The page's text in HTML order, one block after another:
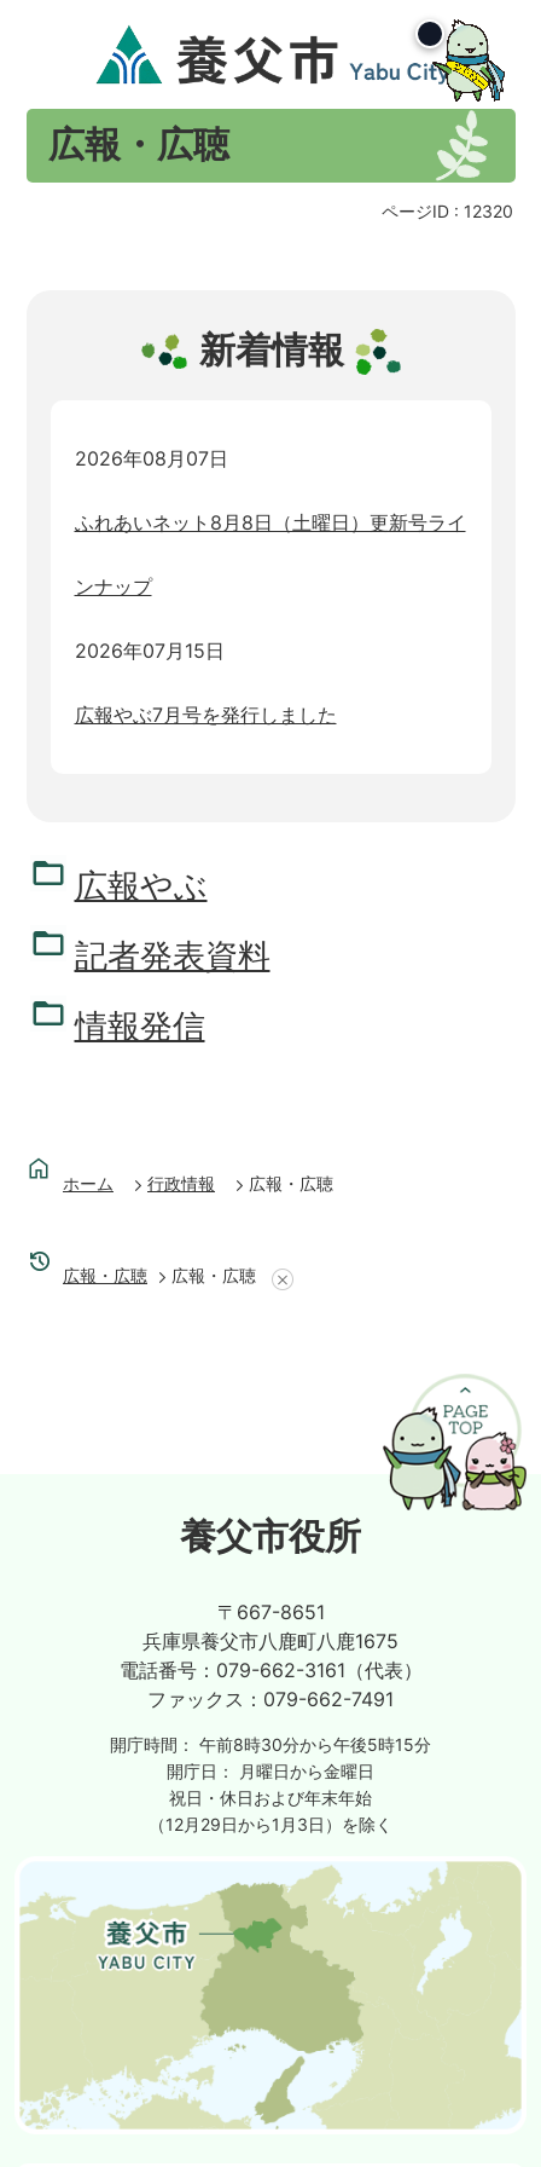
広報・広聴
ページID : 12320
新着情報
2026年08月07日
ふれあいネット8月8日（土曜日）更新号ライ
ンナップ
2026年07月15日
広報やぶ7月号を発行しました
広報やぶ
記者発表資料
情報発信
ホーム 行政情報 広報・広聴
広報・広聴 広報・広聴
養父市役所
〒667-8651
兵庫県養父市八鹿町八鹿1675
電話番号： 079-662-3161（代表）
ファックス： 079-662-7491
開庁時間： 午前8時30分から午後5時15分
開庁日：
月曜日から金曜日
祝日・休日および年末年始
（12月29日から1月3日）を除く